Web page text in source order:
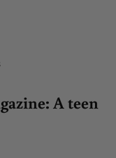
A teen